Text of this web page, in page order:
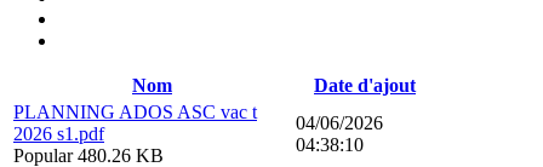
Nom
Date d'ajout
PLANNING ADOS ASC vac t
2026 s1.pdf
Popular 480.26 KB
04/06/2026
04:38:10